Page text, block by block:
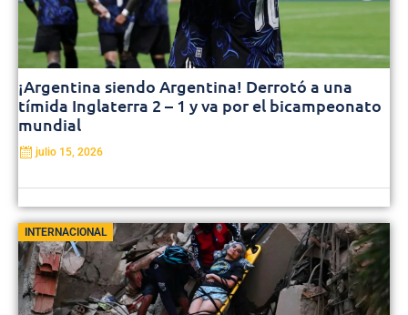
¡Argentina siendo Argentina! Derrotó a una
tímida Inglaterra 2 – 1 y va por el bicampeonato
mundial
julio 15, 2026
INTERNACIONAL